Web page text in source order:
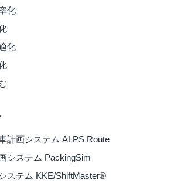
化
化
計画システム ALPS Route
システム PackingSim
ステム KKE/ShiftMaster®